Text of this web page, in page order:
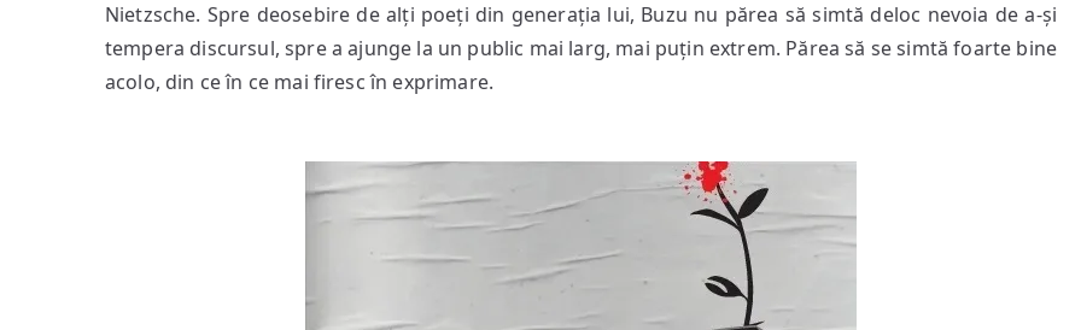
Nietzsche. Spre deosebire de alți poeți din generația lui, Buzu nu părea să simtă deloc nevoia de a-și
tempera discursul, spre a ajunge la un public mai larg, mai puțin extrem. Părea să se simtă foarte bine
acolo, din ce în ce mai firesc în exprimare.